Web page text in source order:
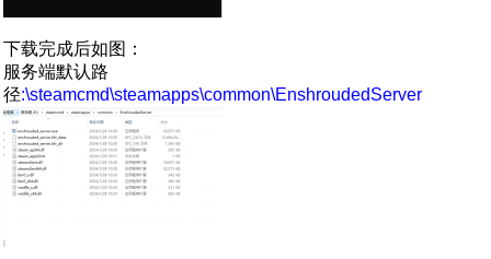
下载完成后如图：
服务端默认路
径:\steamcmd\steamapps\common\EnshroudedServer